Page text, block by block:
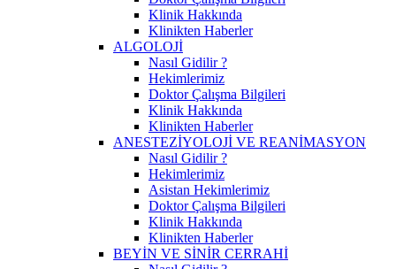
Klinik Hakkında
Klinikten Haberler
ALGOLOJİ
Nasıl Gidilir ?
Hekimlerimiz
Doktor Çalışma Bilgileri
Klinik Hakkında
Klinikten Haberler
ANESTEZİYOLOJİ VE REANİMASYON
Nasıl Gidilir ?
Hekimlerimiz
Asistan Hekimlerimiz
Doktor Çalışma Bilgileri
Klinik Hakkında
Klinikten Haberler
BEYİN VE SİNİR CERRAHİ